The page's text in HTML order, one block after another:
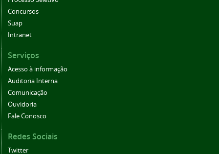
Concursos
Suap
Intranet
Serviços
Acesso à informação
Auditoria Interna
Comunicação
Ouvidoria
Fale Conosco
Redes Sociais
Twitter